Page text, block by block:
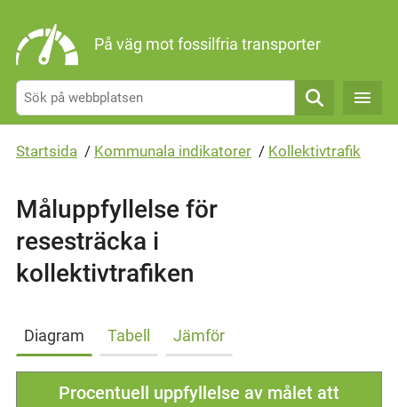
På väg mot fossilfria transporter
Sök
Startsida / Kommunala indikatorer / Kollektivtrafik
Måluppfyllelse för
resesträcka i
kollektivtrafiken
Diagram Tabell Jämför
Procentuell uppfyllelse av målet att